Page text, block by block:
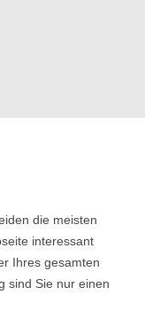
die meisten
interessant
Ihres gesamten
sind Sie nur einen